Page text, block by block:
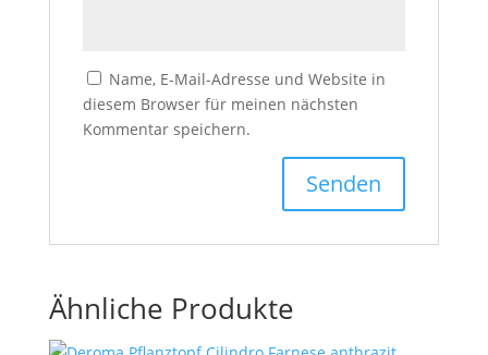
Name, E-Mail-Adresse und Website in
diesem Browser für meinen nächsten
Kommentar speichern.
Ähnliche Produkte